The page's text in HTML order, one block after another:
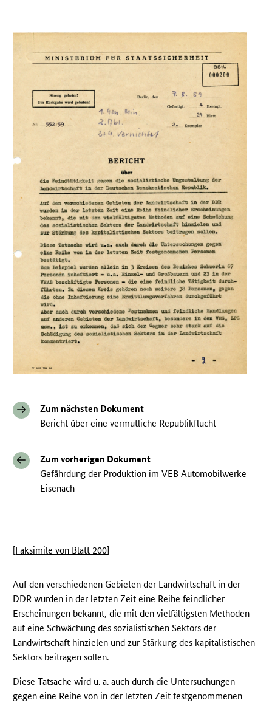
Zum nächsten Dokument
Bericht über eine vermutliche Republikflucht
Zum vorherigen Dokument
Gefährdung der Produktion im VEB Automobilwerke
Eisenach
[Faksimile von Blatt 200]
Auf den verschiedenen Gebieten der Landwirtschaft in der
DDR wurden in der letzten Zeit eine Reihe feindlicher
Erscheinungen bekannt, die mit den vielfältigsten Methoden
auf eine Schwächung des sozialistischen Sektors der
Landwirtschaft hinzielen und zur Stärkung des kapitalistischen
Sektors beitragen sollen.
Diese Tatsache wird u. a. auch durch die Untersuchungen
gegen eine Reihe von in der letzten Zeit festgenommenen